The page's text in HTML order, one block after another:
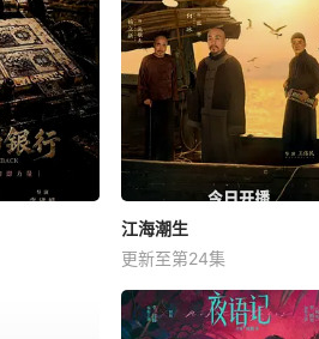
江海潮生
更新至第24集